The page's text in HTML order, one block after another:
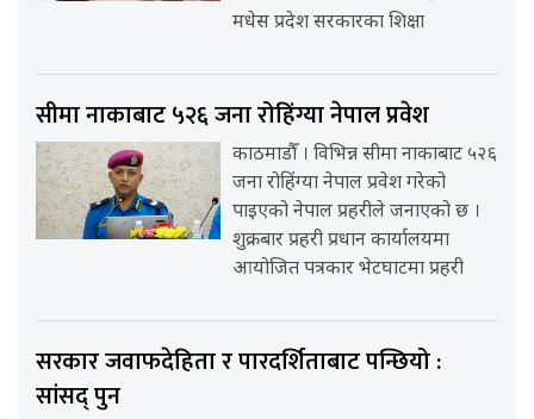
मधेस प्रदेश सरकारका शिक्षा
सीमा नाकाबाट ५२६ जना रोहिंग्या नेपाल प्रवेश
काठमाडौँ । विभिन्न सीमा नाकाबाट ५२६
जना रोहिंग्या नेपाल प्रवेश गरेको
पाइएको नेपाल प्रहरीले जनाएको छ ।
शुक्रबार प्रहरी प्रधान कार्यालयमा
आयोजित पत्रकार भेटघाटमा प्रहरी
सरकार जवाफदेहिता र पारदर्शिताबाट पन्छियो :
सांसद् पुन